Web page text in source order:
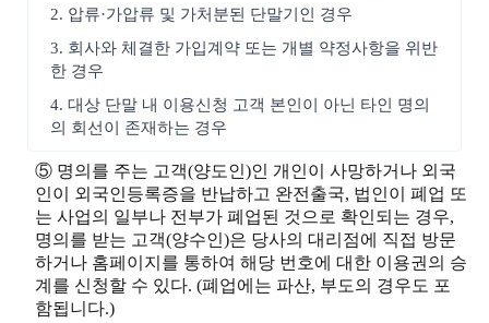
2. 압류·가압류 및 가처분된 단말기인 경우
3. 회사와 체결한 가입계약 또는 개별 약정사항을 위반
한 경우
4. 대상 단말 내 이용신청 고객 본인이 아닌 타인 명의
의 회선이 존재하는 경우
⑤ 명의를 주는 고객(양도인)인 개인이 사망하거나 외국
인이 외국인등록증을 반납하고 완전출국, 법인이 폐업 또
는 사업의 일부나 전부가 폐업된 것으로 확인되는 경우,
명의를 받는 고객(양수인)은 당사의 대리점에 직접 방문
하거나 홈페이지를 통하여 해당 번호에 대한 이용권의 승
계를 신청할 수 있다. (폐업에는 파산, 부도의 경우도 포
함됩니다.)